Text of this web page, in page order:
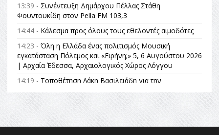
13:39 - Συνέντευξη Δημάρχου Πέλλας Στάθη
Φουντουκίδη στον Pella FM 103,3
14:44 - Κάλεσμα προς όλους τους εθελοντές αιμοδότες
14:23 - Όλη η Ελλάδα ένας πολιτισμός Μουσική
εγκατάσταση Πόλεμος και «Ειρήνη;» 5, 6 Αυγούστου 2026
| Αρχαία Έδεσσα, Αρχαιολογικός Χώρος Λόγγου
14:19 - Τοποθέτηση Λάκη Βασιλειάδη για την
Αναθεώρηση του Συντάγματος: «Σε τέτοιες κορυφαίες
θεσμικές διαδικασίες υπάρχει μόνο η ευθύνη απέναντι
στις επόμενες γενιές»
16:35 -Το πρόγραμμα του ΠΑΟΚ στον δεύτερο γύρο του